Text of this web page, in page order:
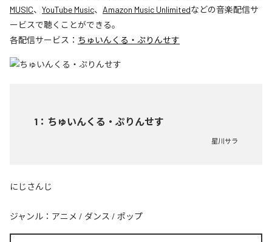
MUSIC、 YouTube Music、 Amazon Music Unlimitedなどの音楽配信サ
ービスで聴くことができる。
各配信サービス： ちゅいんくる・ぷりんせす
1 ： ちゅいんくる・ぷりんせす
星川サラ
にじさんじ
ジャンル： アニメ / ダンス / ポップ